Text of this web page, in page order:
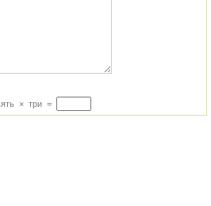
× три =